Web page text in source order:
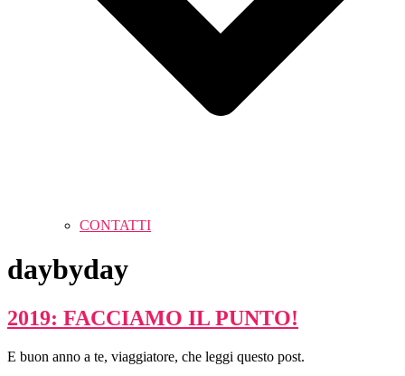
CONTATTI
daybyday
2019: FACCIAMO IL PUNTO!
E buon anno a te, viaggiatore, che leggi questo post.